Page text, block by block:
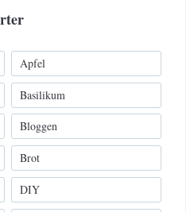
Apfel
Basilikum
Bloggen
Brot
DIY